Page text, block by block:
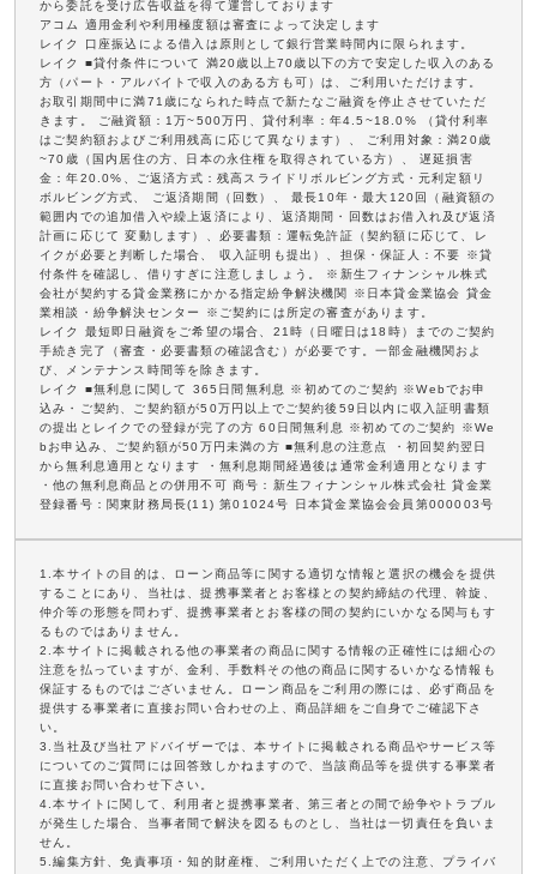
から委託を受け広告収益を得て運営しております
アコム 適用金利や利用極度額は審査によって決定します
レイク 口座振込による借入は原則として銀行営業時間内に限られます。
レイク ■貸付条件について 満20歳以上70歳以下の方で安定した収入のある
方（パート・アルバイトで収入のある方も可）は、ご利用いただけます。
お取引期間中に満71歳になられた時点で新たなご融資を停止させていただ
きます。 ご融資額：1万~500万円、貸付利率：年4.5~18.0% （貸付利率
はご契約額およびご利用残高に応じて異なります）、 ご利用対象：満20歳
~70歳（国内居住の方、日本の永住権を取得されている方）、 遅延損害
金：年20.0%、ご返済方式：残高スライドリボルビング方式・元利定額リ
ボルビング方式、 ご返済期間（回数）、 最長10年・最大120回（融資額の
範囲内での追加借入や繰上返済により、返済期間・回数はお借入れ及び返済
計画に応じて 変動します）、必要書類：運転免許証（契約額に応じて、レ
イクが必要と判断した場合、 収入証明も提出）、担保・保証人：不要 ※貸
付条件を確認し、借りすぎに注意しましょう。 ※新生フィナンシャル株式
会社が契約する貸金業務にかかる指定紛争解決機関 ※日本貸金業協会 貸金
業相談・紛争解決センター ※ご契約には所定の審査があります。
レイク 最短即日融資をご希望の場合、21時（日曜日は18時）までのご契約
手続き完了（審査・必要書類の確認含む）が必要です。一部金融機関およ
び、メンテナンス時間等を除きます。
レイク ■無利息に関して 365日間無利息 ※初めてのご契約 ※Webでお申
込み・ご契約、ご契約額が50万円以上でご契約後59日以内に収入証明書類
の提出とレイクでの登録が完了の方 60日間無利息 ※初めてのご契約 ※We
bお申込み、ご契約額が50万円未満の方 ■無利息の注意点 ・初回契約翌日
から無利息適用となります ・無利息期間経過後は通常金利適用となります
・他の無利息商品との併用不可 商号：新生フィナンシャル株式会社 貸金業
登録番号：関東財務局長(11) 第01024号 日本貸金業協会会員第000003号
1.本サイトの目的は、ローン商品等に関する適切な情報と選択の機会を提供
することにあり、当社は、提携事業者とお客様との契約締結の代理、斡旋、
仲介等の形態を問わず、提携事業者とお客様の間の契約にいかなる関与もす
るものではありません。
2.本サイトに掲載される他の事業者の商品に関する情報の正確性には細心の
注意を払っていますが、金利、手数料その他の商品に関するいかなる情報も
保証するものではございません。ローン商品をご利用の際には、必ず商品を
提供する事業者に直接お問い合わせの上、商品詳細をご自身でご確認下さ
い。
3.当社及び当社アドバイザーでは、本サイトに掲載される商品やサービス等
についてのご質問には回答致しかねますので、当該商品等を提供する事業者
に直接お問い合わせ下さい。
4.本サイトに関して、利用者と提携事業者、第三者との間で紛争やトラブル
が発生した場合、当事者間で解決を図るものとし、当社は一切責任を負いま
せん。
5.編集方針、免責事項・知的財産権、ご利用いただく上での注意、プライバ